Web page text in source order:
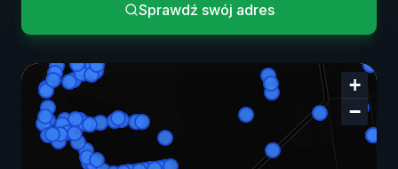
Sprawdź swój adres
+
−